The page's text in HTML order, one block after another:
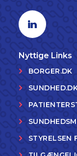
Linkedin profil
Nyttige Links
BORGER.DK
STYRELSEN